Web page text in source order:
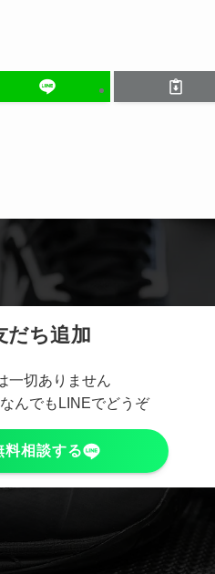
だち追加
一切ありません
んでもLINEでどうぞ
料相談する